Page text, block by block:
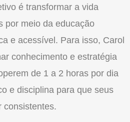
é transformar a vida
por meio da educação
e acessível. Para isso, Carol
conhecimento e estratégia
de 1 a 2 horas por dia
e disciplina para que seus
consistentes.